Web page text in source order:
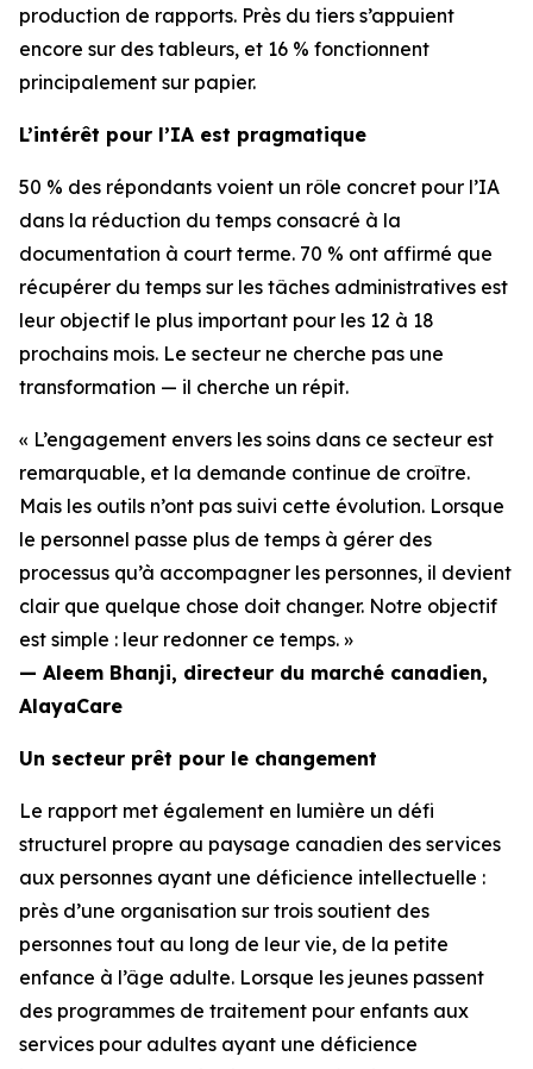
production de rapports. Près du tiers s’appuient
encore sur des tableurs, et 16 % fonctionnent
principalement sur papier.
L’intérêt pour l’IA est pragmatique
50 % des répondants voient un rôle concret pour l’IA
dans la réduction du temps consacré à la
documentation à court terme. 70 % ont affirmé que
récupérer du temps sur les tâches administratives est
leur objectif le plus important pour les 12 à 18
prochains mois. Le secteur ne cherche pas une
transformation — il cherche un répit.
« L’engagement envers les soins dans ce secteur est
remarquable, et la demande continue de croître.
Mais les outils n’ont pas suivi cette évolution. Lorsque
le personnel passe plus de temps à gérer des
processus qu’à accompagner les personnes, il devient
clair que quelque chose doit changer. Notre objectif
est simple : leur redonner ce temps. »
— Aleem Bhanji, directeur du marché canadien,
AlayaCare
Un secteur prêt pour le changement
Le rapport met également en lumière un défi
structurel propre au paysage canadien des services
aux personnes ayant une déficience intellectuelle :
près d’une organisation sur trois soutient des
personnes tout au long de leur vie, de la petite
enfance à l’âge adulte. Lorsque les jeunes passent
des programmes de traitement pour enfants aux
services pour adultes ayant une déficience